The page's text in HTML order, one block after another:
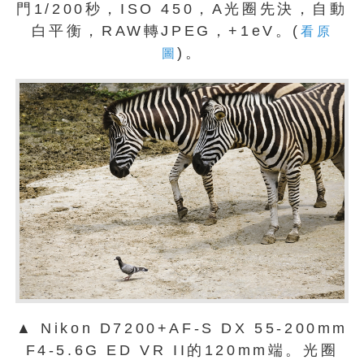
門1/200秒，ISO 450，A光圈先決，自動
白平衡，RAW轉JPEG，+1eV。(看原
圖 )。
▲ Nikon D7200+AF-S DX 55-200mm
F4-5.6G ED VR II的120mm端。光圈